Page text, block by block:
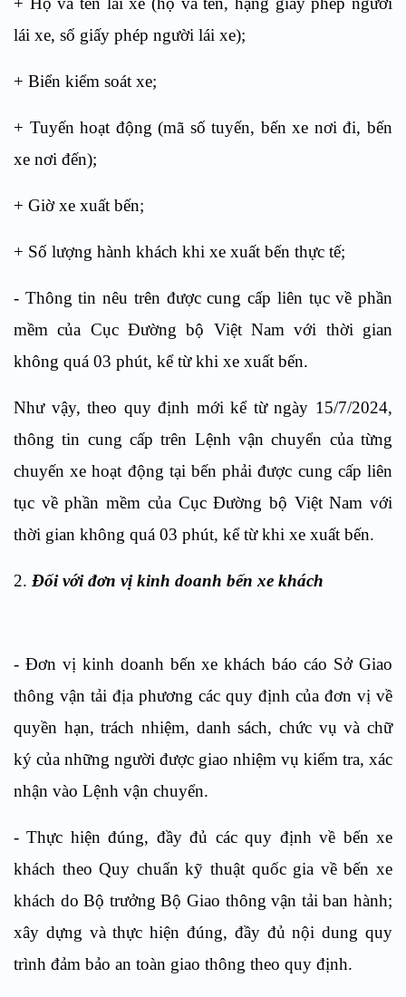
lái xe, số giấy phép người lái xe);
+ Biển kiểm soát xe;
+ Tuyến hoạt động (mã số tuyến, bến xe nơi đi, bến
xe nơi đến);
+ Giờ xe xuất bến;
+ Số lượng hành khách khi xe xuất bến thực tế;
- Thông tin nêu trên được cung cấp liên tục về phần
mềm của Cục Đường bộ Việt Nam với thời gian
không quá 03 phút, kể từ khi xe xuất bến.
Như vậy, theo quy định mới kể từ ngày 15/7/2024,
thông tin cung cấp trên Lệnh vận chuyển của từng
chuyến xe hoạt động tại bến phải được cung cấp liên
tục về phần mềm của Cục Đường bộ Việt Nam với
thời gian không quá 03 phút, kể từ khi xe xuất bến.
2. Đối với đơn vị kinh doanh bến xe khách
- Đơn vị kinh doanh bến xe khách báo cáo Sở Giao
thông vận tải địa phương các quy định của đơn vị về
quyền hạn, trách nhiệm, danh sách, chức vụ và chữ
ký của những người được giao nhiệm vụ kiểm tra, xác
nhận vào Lệnh vận chuyển.
- Thực hiện đúng, đầy đủ các quy định về bến xe
khách theo Quy chuẩn kỹ thuật quốc gia về bến xe
khách do Bộ trưởng Bộ Giao thông vận tải ban hành;
xây dựng và thực hiện đúng, đầy đủ nội dung quy
trình đảm bảo an toàn giao thông theo quy định.